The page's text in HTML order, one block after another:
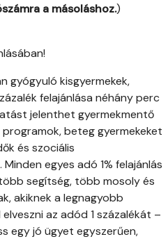
a másoláshoz.)
gyógyuló kisgyermekek,
felajánlása néhány perc
jelenthet gyermekmentő
beteg gyermekeket
és szociális
egyes adó 1% felajánlás
segítség, több mosoly és
akiknek a legnagyobb
az adód 1 százalékát –
egy jó ügyet egyszerűen,